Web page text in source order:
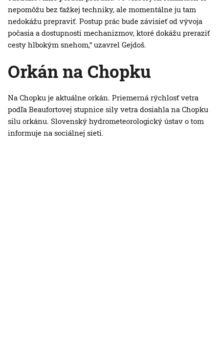
nepomôžu bez ťažkej techniky, ale momentálne ju tam
nedokážu prepraviť. Postup prác bude závisieť od vývoja
počasia a dostupnosti mechanizmov, ktoré dokážu preraziť
cesty hlbokým snehom,“ uzavrel Gejdoš.
Orkán na Chopku
Na Chopku je aktuálne orkán. Priemerná rýchlosť vetra
podľa Beaufortovej stupnice sily vetra dosiahla na Chopku
silu orkánu. Slovenský hydrometeorologický ústav o tom
informuje na sociálnej sieti.